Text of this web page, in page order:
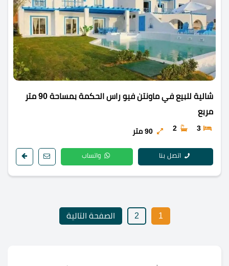
شالية للبيع في ماونتن فيو راس الحكمة بمساحة 90 متر
مربع
3
2 90 متر
اتصل بنا واتساب
1
2 الصفحة التالية